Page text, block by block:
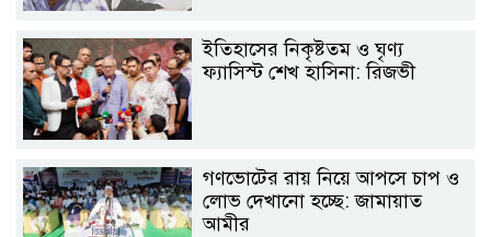
ইতিহাসের নিকৃষ্টতম ও ঘৃণ্য
ফ্যাসিস্ট শেখ হাসিনা: রিজভী
গণভোটের রায় নিয়ে আপসে চাপ ও
লোভ দেখানো হচ্ছে: জামায়াত
আমীর